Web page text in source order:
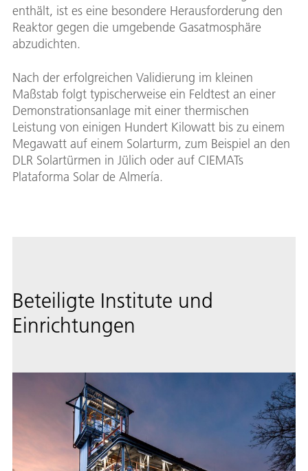
enthält, ist es eine besondere Herausforderung den
Reaktor gegen die umgebende Gasatmosphäre
abzudichten.
Nach der erfolgreichen Validierung im kleinen
Maßstab folgt typischerweise ein Feldtest an einer
Demonstrationsanlage mit einer thermischen
Leistung von einigen Hundert Kilowatt bis zu einem
Megawatt auf einem Solarturm, zum Beispiel an den
DLR Solartürmen in Jülich oder auf CIEMATs
Plataforma Solar de Almería.
Beteiligte Institute und
Einrichtungen